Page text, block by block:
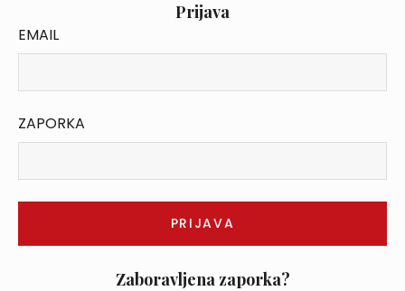
Prijava
EMAIL
ZAPORKA
Zaboravljena zaporka?